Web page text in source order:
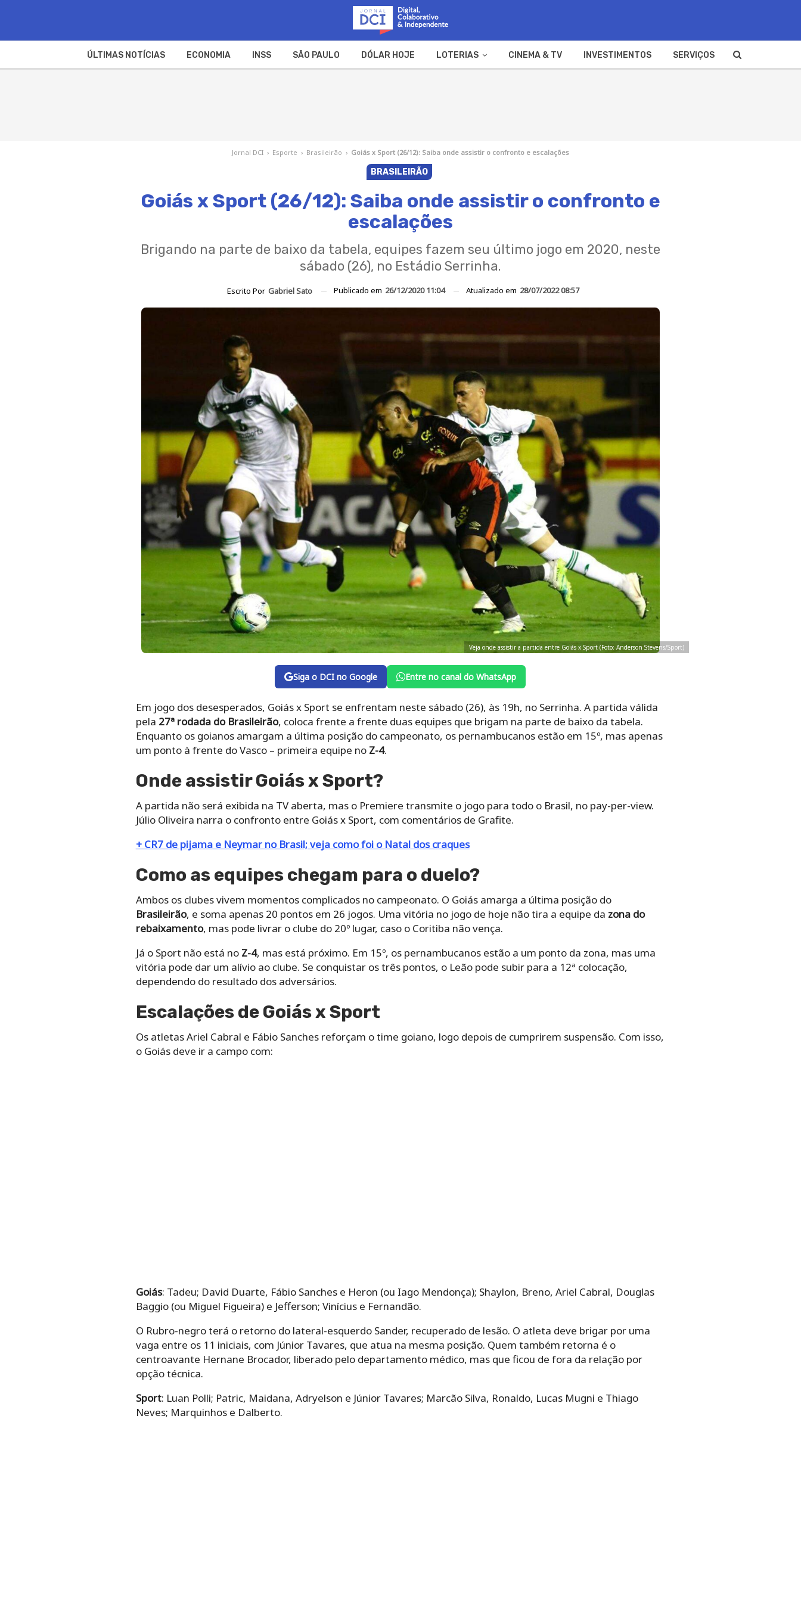
ÚLTIMAS NOTÍCIAS ECONOMIA INSS SÃO PAULO DÓLAR HOJE LOTERIAS CINEMA & TV INVESTIMENTOS SERVIÇOS
Jornal DCI › Esporte › Brasileirão › Goiás x Sport (26/12): Saiba onde assistir o confronto e escalações
BRASILEIRÃO
Goiás x Sport (26/12): Saiba onde assistir o confronto e
escalações
Brigando na parte de baixo da tabela, equipes fazem seu último jogo em 2020, neste
sábado (26), no Estádio Serrinha.
Escrito Por Gabriel Sato Publicado em 26/12/2020 11:04 Atualizado em 28/07/2022 08:57
Veja onde assistir a partida entre Goiás x Sport (Foto: Anderson Stevens/Sport)
Siga o DCI no Google Entre no canal do WhatsApp
Em jogo dos desesperados, Goiás x Sport se enfrentam neste sábado (26), às 19h, no Serrinha. A partida válida
pela 27ª rodada do Brasileirão, coloca frente a frente duas equipes que brigam na parte de baixo da tabela.
Enquanto os goianos amargam a última posição do campeonato, os pernambucanos estão em 15º, mas apenas
um ponto à frente do Vasco – primeira equipe no Z-4.
Onde assistir Goiás x Sport?
A partida não será exibida na TV aberta, mas o Premiere transmite o jogo para todo o Brasil, no pay-per-view.
Júlio Oliveira narra o confronto entre Goiás x Sport, com comentários de Grafite.
+ CR7 de pijama e Neymar no Brasil; veja como foi o Natal dos craques
Como as equipes chegam para o duelo?
Ambos os clubes vivem momentos complicados no campeonato. O Goiás amarga a última posição do
Brasileirão, e soma apenas 20 pontos em 26 jogos. Uma vitória no jogo de hoje não tira a equipe da zona do
rebaixamento, mas pode livrar o clube do 20º lugar, caso o Coritiba não vença.
Já o Sport não está no Z-4, mas está próximo. Em 15º, os pernambucanos estão a um ponto da zona, mas uma
vitória pode dar um alívio ao clube. Se conquistar os três pontos, o Leão pode subir para a 12ª colocação,
dependendo do resultado dos adversários.
Escalações de Goiás x Sport
Os atletas Ariel Cabral e Fábio Sanches reforçam o time goiano, logo depois de cumprirem suspensão. Com isso,
o Goiás deve ir a campo com:
Goiás: Tadeu; David Duarte, Fábio Sanches e Heron (ou Iago Mendonça); Shaylon, Breno, Ariel Cabral, Douglas
Baggio (ou Miguel Figueira) e Jefferson; Vinícius e Fernandão.
O Rubro-negro terá o retorno do lateral-esquerdo Sander, recuperado de lesão. O atleta deve brigar por uma
vaga entre os 11 iniciais, com Júnior Tavares, que atua na mesma posição. Quem também retorna é o
centroavante Hernane Brocador, liberado pelo departamento médico, mas que ficou de fora da relação por
opção técnica.
Sport: Luan Polli; Patric, Maidana, Adryelson e Júnior Tavares; Marcão Silva, Ronaldo, Lucas Mugni e Thiago
Neves; Marquinhos e Dalberto.